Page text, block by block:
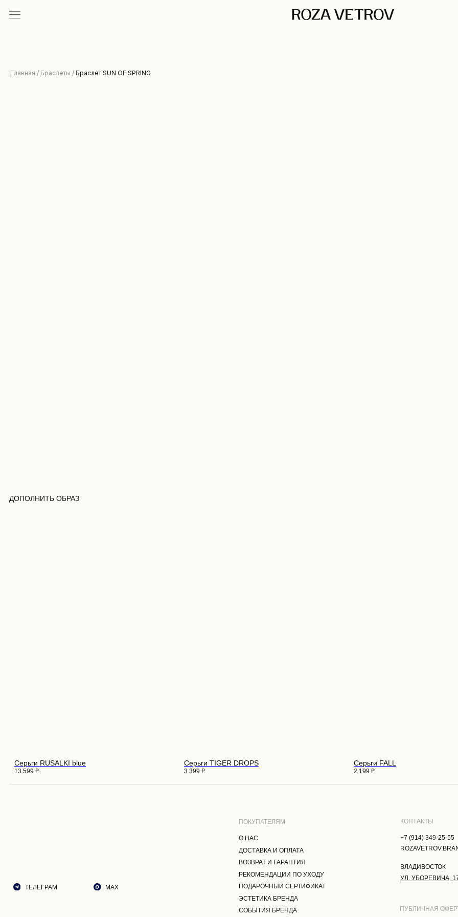
Главная / Браслеты / Браслет SUN OF SPRING
ДОПОЛНИТЬ ОБРАЗ
Серьги RUSALKI blue
13 599 ₽
Серьги TIGER DROPS
3 399 ₽
Серьги FALL
2 199 ₽
ПОЛИТИКА КОНФИДЕНЦИАЛЬНОСТИ
ПОЛЬЗОВАТЕЛЬСКОЕ СОГЛАШЕНИЕ
СОГЛАСИЕ НА ОБРАБОТКУ
ПЕРСОНАЛЬНЫХ ДАННЫХ
ДОСТАВКА И ОПЛАТА
КОНТАКТЫ
УЛ. УБОРЕВИЧА, 17
ВЛАДИВОСТОК